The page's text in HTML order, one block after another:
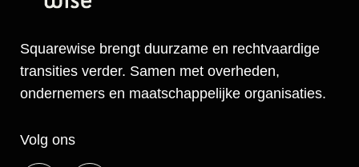
Squarewise brengt duurzame en rechtvaardige
transities verder. Samen met overheden,
ondernemers en maatschappelijke organisaties.
Volg ons